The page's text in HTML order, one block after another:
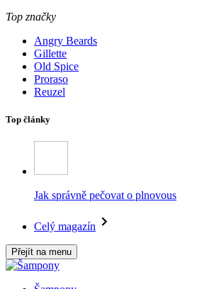
Top značky
Angry Beards
Gillette
Old Spice
Proraso
Reuzel
Top články
Jak správně pečovat o plnovous
Celý magazín
Přejít na menu